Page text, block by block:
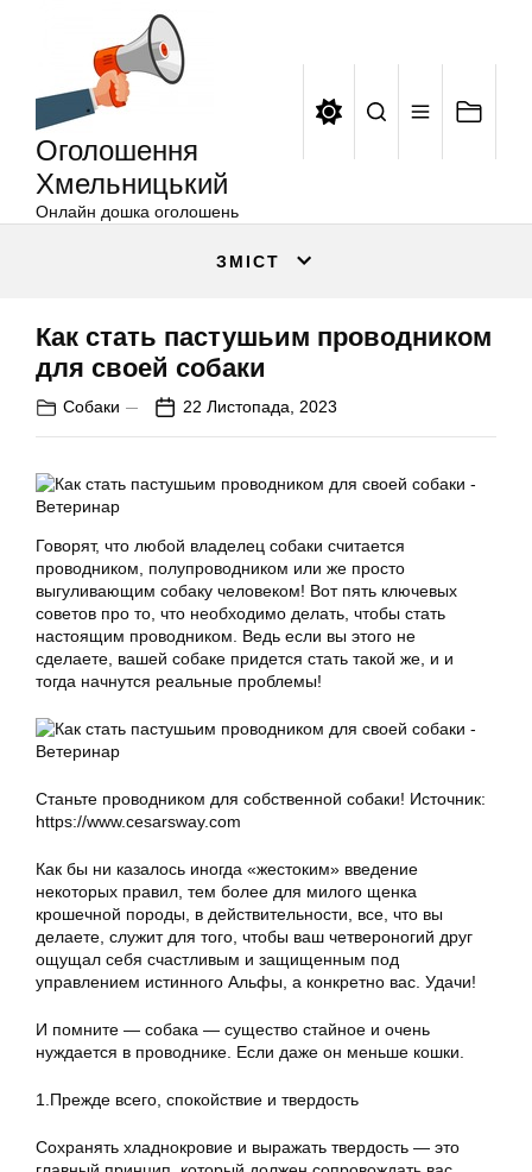
Оголошення
Хмельницький
Онлайн дошка оголошень
ЗМІСТ
Как стать пастушьим проводником
для своей собаки
Собаки 22 Листопада, 2023
Говорят, что любой владелец собаки считается
проводником, полупроводником или же просто
выгуливающим собаку человеком! Вот пять ключевых
советов про то, что необходимо делать, чтобы стать
настоящим проводником. Ведь если вы этого не
сделаете, вашей собаке придется стать такой же, и и
тогда начнутся реальные проблемы!
Станьте проводником для собственной собаки! Источник:
https://www.cesarsway.com
Как бы ни казалось иногда «жестоким» введение
некоторых правил, тем более для милого щенка
крошечной породы, в действительности, все, что вы
делаете, служит для того, чтобы ваш четвероногий друг
ощущал себя счастливым и защищенным под
управлением истинного Альфы, а конкретно вас. Удачи!
И помните — собака — существо стайное и очень
нуждается в проводнике. Если даже он меньше кошки.
1.Прежде всего, спокойствие и твердость
Сохранять хладнокровие и выражать твердость — это